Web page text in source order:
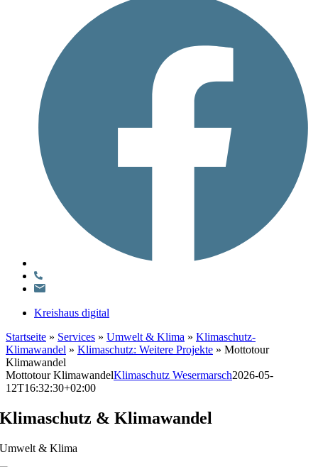
Kreishaus digital
Startseite » Services » Umwelt & Klima » Klimaschutz-
Klimawandel » Klimaschutz: Weitere Projekte » Mottotour
Klimawandel
Mottotour KlimawandelKlimaschutz Wesermarsch2026-05-
12T16:32:30+02:00
Klimaschutz & Klimawandel
Umwelt & Klima